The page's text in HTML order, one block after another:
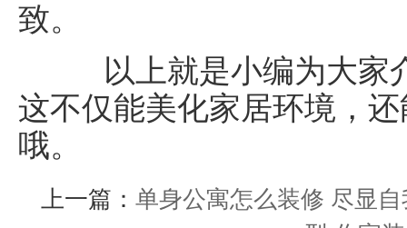
致。
以上就是小编为大家
这不仅能美化家居环境，
哦。
上一篇： 单身公寓怎么装修 尽显